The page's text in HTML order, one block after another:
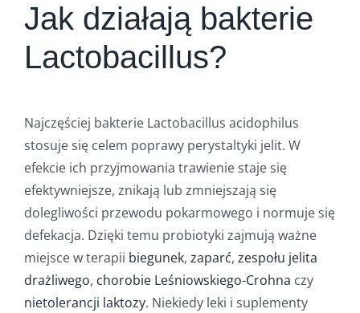
Jak działają bakterie
Lactobacillus?
Najczęściej bakterie Lactobacillus acidophilus
stosuje się celem poprawy perystaltyki jelit. W
efekcie ich przyjmowania trawienie staje się
efektywniejsze, znikają lub zmniejszają się
dolegliwości przewodu pokarmowego i normuje się
defekacja. Dzięki temu probiotyki zajmują ważne
miejsce w terapii biegunek, zaparć, zespołu jelita
drażliwego, chorobie Leśniowskiego-Crohna czy
nietolerancji laktozy. Niekiedy leki i suplementy